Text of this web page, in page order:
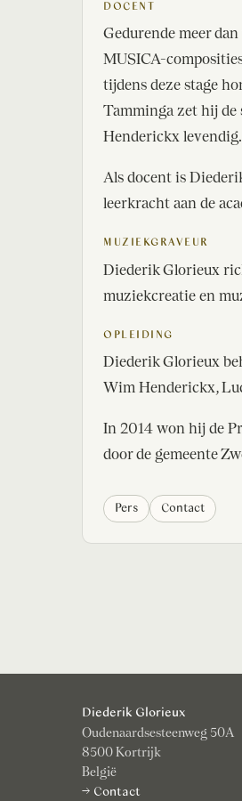
DOCENT
Gedurende meer
MUSICA-
tijdens deze stage
Tamminga zet hij de
Henderickx levendig.
Als docent is
leerkracht aan de
MUZIEKGRAVEUR
Diederik Glorieux
muziekcreatie en
OPLEIDING
Diederik Glorieux
Wim Henderickx,
In 2014 won hij de
door de gemeente
Pers Contact
Diederik Glorieux
Oudenaardsesteenweg 50A
8500 Kortrijk
België
→ Contact